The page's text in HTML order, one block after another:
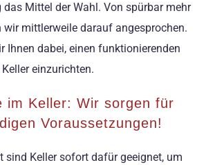
das Mittel der Wahl. Von spürbar mehr
wir mittlerweile darauf angesprochen.
Ihnen dabei, einen funktionierenden
einzurichten.
im Keller: Wir sorgen für
Voraussetzungen!
sind Keller sofort dafür geeignet, um